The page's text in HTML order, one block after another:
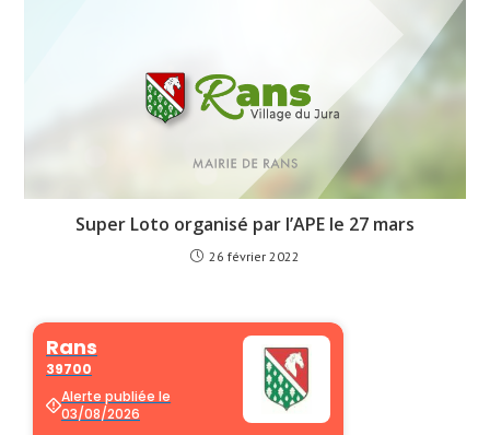
Super Loto organisé par l’APE le 27 mars
26 février 2022